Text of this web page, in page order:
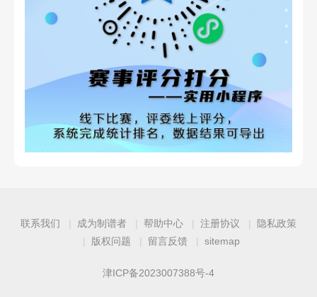
联系我们 成为制谱者 帮助中心 注册协议
隐私政策
版权问题
留言反馈 sitemap
津ICP备2023007388号-4